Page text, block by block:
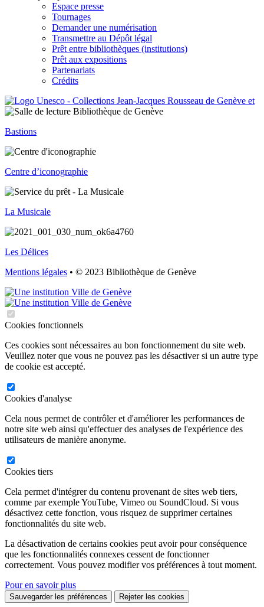
Espace presse
Tournages
Demander une numérisation
Transmettre au Dépôt légal
Prêt entre bibliothèques (institutions)
Prêt aux expositions
Partenariats
Crédits
Bastions
Centre d’iconographie
La Musicale
Les Délices
Mentions légales • © 2023 Bibliothèque de Genève
Cookies fonctionnels
Ces cookies sont nécessaires au bon fonctionnement du site web.
Veuillez noter que vous ne pouvez pas les désactiver si un autre type
de cookie est accepté.
Cookies d'analyse
Cela nous permet de contrôler et d'améliorer les performances de
notre site web ainsi qu'effectuer des analyses de l'expérience des
utilisateurs de manière anonyme.
Cookies tiers
Cela permet d'intégrer du contenu provenant de sites web tiers,
comme par exemple YouTube, Vimeo ou SoundCloud. Si vous
désactivez cette fonction, vous risquez de supprimer certaines
fonctionnalités du site web.
La désactivation de certains cookies peut avoir pour conséquence
que les fonctionnalités connexes cessent de fonctionner
correctement. Vous pouvez modifier vos préférences à tout moment.
Pour en savoir plus
Sauvegarder les préférences Rejeter les cookies